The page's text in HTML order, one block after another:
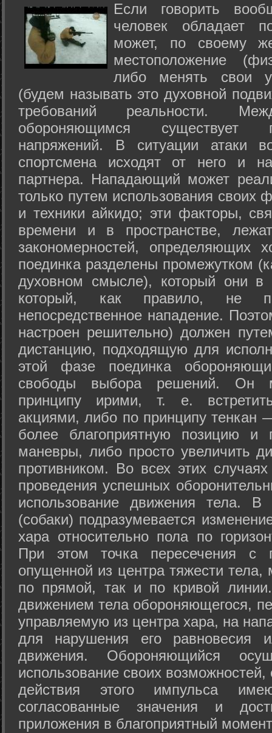
Если говорить
человек обладает
может, по своему
местоположение
либо менять свои
(будем называть это духовной
требований реальности.
обороняющимся существует
напряжений. В ситуации атаки
спортсмена исходят от него и
партнера. Нападающий может
только путем использования своих
и техники айкидо; эти факторы,
времени и в пространстве,
закономерностей, определяющих
поединка разделены промежутком
духовном смысле), который они в
который, как правило, не
непосредственное нападение.
настроен решительно) должен
дистанцию, подходящую для
этой фазе поединка
свободы выбора решений. Он
принципу ирими, т. е.
акциями, либо по принципу тенкан
более благоприятную позицию и
маневры, либо просто увеличить
противником. Во всех этих
проведения успешных
использование движения тела.
(собаки) подразумевается
хара относительно пола по
При этом точка пересечения с
опущенной из центра тяжести
по прямой, так и по кривой
движением тела обороняющегося,
управляемую из центра хара, на
для нарушения его равновесия
движения. Обороняющийся
использование своих
действия этого импульса
согласованные значения и
приложения в благоприятный